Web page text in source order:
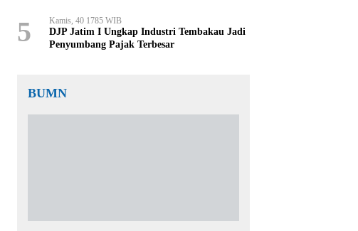
5 Kamis, 40 1785 WIB
DJP Jatim I Ungkap Industri Tembakau Jadi
Penyumbang Pajak Terbesar
BUMN